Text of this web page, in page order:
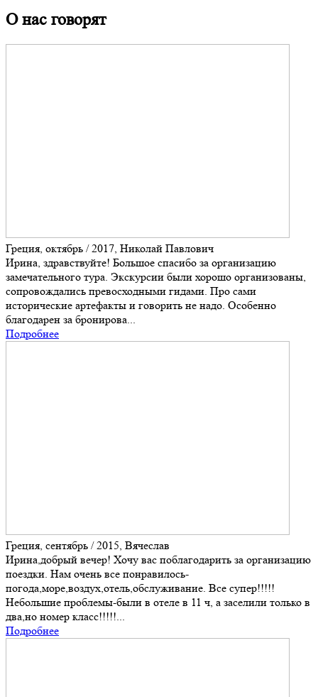
О нас говорят
Греция, октябрь / 2017, Николай Павлович
Ирина, здравствуйте! Большое спасибо за организацию
замечательного тура. Экскурсии были хорошо организованы,
сопровождались превосходными гидами. Про сами
исторические артефакты и говорить не надо. Особенно
благодарен за бронирова...
Подробнее
Греция, сентябрь / 2015, Вячеслав
Ирина,добрый вечер! Хочу вас поблагодарить за организацию
поездки. Нам очень все понравилось-
погода,море,воздух,отель,обслуживание. Все супер!!!!!
Небольшие проблемы-были в отеле в 11 ч, а заселили только в
два,но номер класс!!!!!...
Подробнее